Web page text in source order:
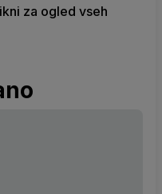
za ogled vseh